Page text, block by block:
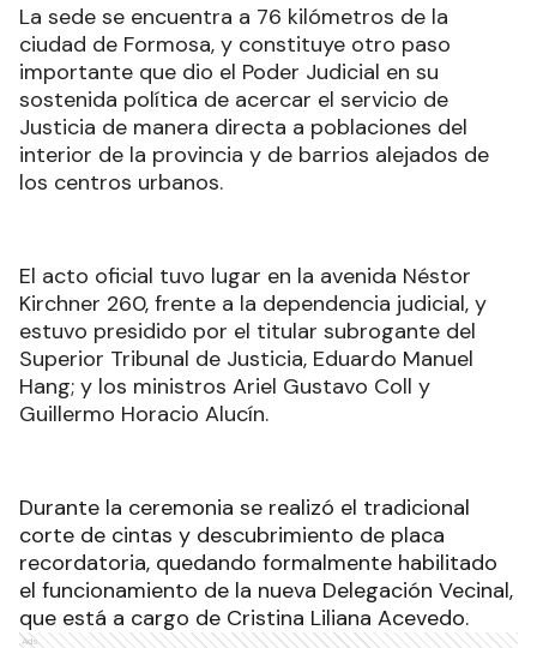
La sede se encuentra a 76 kilómetros de la
ciudad de Formosa, y constituye otro paso
importante que dio el Poder Judicial en su
sostenida política de acercar el servicio de
Justicia de manera directa a poblaciones del
interior de la provincia y de barrios alejados de
los centros urbanos.
El acto oficial tuvo lugar en la avenida Néstor
Kirchner 260, frente a la dependencia judicial, y
estuvo presidido por el titular subrogante del
Superior Tribunal de Justicia, Eduardo Manuel
Hang; y los ministros Ariel Gustavo Coll y
Guillermo Horacio Alucín.
Durante la ceremonia se realizó el tradicional
corte de cintas y descubrimiento de placa
recordatoria, quedando formalmente habilitado
el funcionamiento de la nueva Delegación Vecinal,
que está a cargo de Cristina Liliana Acevedo.
Ads